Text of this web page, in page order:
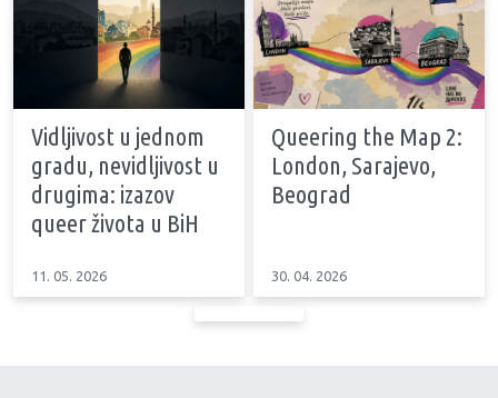
Vidljivost u jednom
gradu, nevidljivost u
drugima: izazov
queer života u BiH
11. 05. 2026
Queering the Map 2:
London, Sarajevo,
Beograd
30. 04. 2026